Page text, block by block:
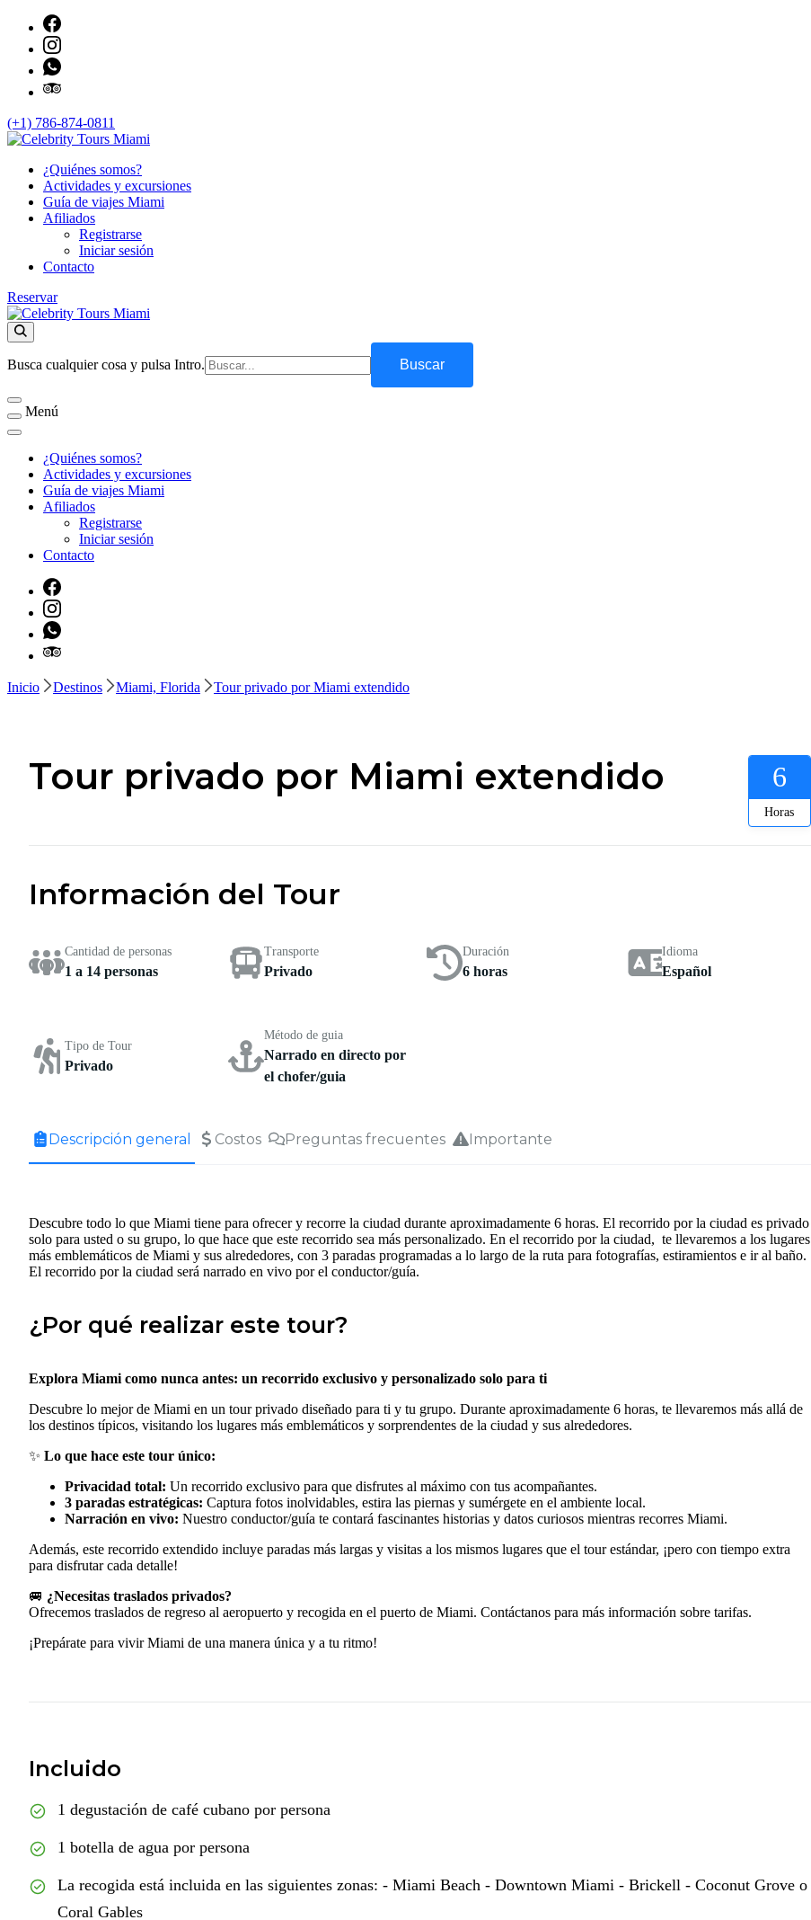
contenido
(+1) 786-874-0811
Celebrity Tours Miami
Actividades y excursiones en español por Miami
¿Quiénes somos?
Actividades y excursiones
Guía de viajes Miami
Afiliados
Registrarse
Iniciar sesión
Contacto
Reservar
Celebrity Tours Miami
Actividades y excursiones en español por Miami
algo?
Busca cualquier cosa y pulsa Intro.
Menú
¿Quiénes somos?
Actividades y excursiones
Guía de viajes Miami
Afiliados
Registrarse
Iniciar sesión
Contacto
Inicio Destinos Miami, Florida Tour privado por Miami extendido
Tour privado por Miami extendido 6
Horas
Información del Tour
Cantidad de personas
1 a 14 personas
Transporte
Privado
Duración
6 horas
Idioma
Español
Tipo de Tour
Privado
Método de guia
Narrado en directo por
el chofer/guia
Descripción general Costos Preguntas frecuentes Importante
Descubre todo lo que Miami tiene para ofrecer y recorre la ciudad durante aproximadamente 6 horas. El recorrido por la ciudad es privado
solo para usted o su grupo, lo que hace que este recorrido sea más personalizado. En el recorrido por la ciudad, te llevaremos a los lugares
más emblemáticos de Miami y sus alrededores, con 3 paradas programadas a lo largo de la ruta para fotografías, estiramientos e ir al baño.
El recorrido por la ciudad será narrado en vivo por el conductor/guía.
¿Por qué realizar este tour?
Explora Miami como nunca antes: un recorrido exclusivo y personalizado solo para ti
Descubre lo mejor de Miami en un tour privado diseñado para ti y tu grupo. Durante aproximadamente 6 horas, te llevaremos más allá de
los destinos típicos, visitando los lugares más emblemáticos y sorprendentes de la ciudad y sus alrededores.
✨ Lo que hace este tour único:
Privacidad total: Un recorrido exclusivo para que disfrutes al máximo con tus acompañantes.
3 paradas estratégicas: Captura fotos inolvidables, estira las piernas y sumérgete en el ambiente local.
Narración en vivo: Nuestro conductor/guía te contará fascinantes historias y datos curiosos mientras recorres Miami.
Además, este recorrido extendido incluye paradas más largas y visitas a los mismos lugares que el tour estándar, ¡pero con tiempo extra
para disfrutar cada detalle!
🚐 ¿Necesitas traslados privados?
Ofrecemos traslados de regreso al aeropuerto y recogida en el puerto de Miami. Contáctanos para más información sobre tarifas.
¡Prepárate para vivir Miami de una manera única y a tu ritmo!
Incluido
1 degustación de café cubano por persona
1 botella de agua por persona
La recogida está incluida en las siguientes zonas: - Miami Beach - Downtown Miami - Brickell - Coconut Grove o
Coral Gables